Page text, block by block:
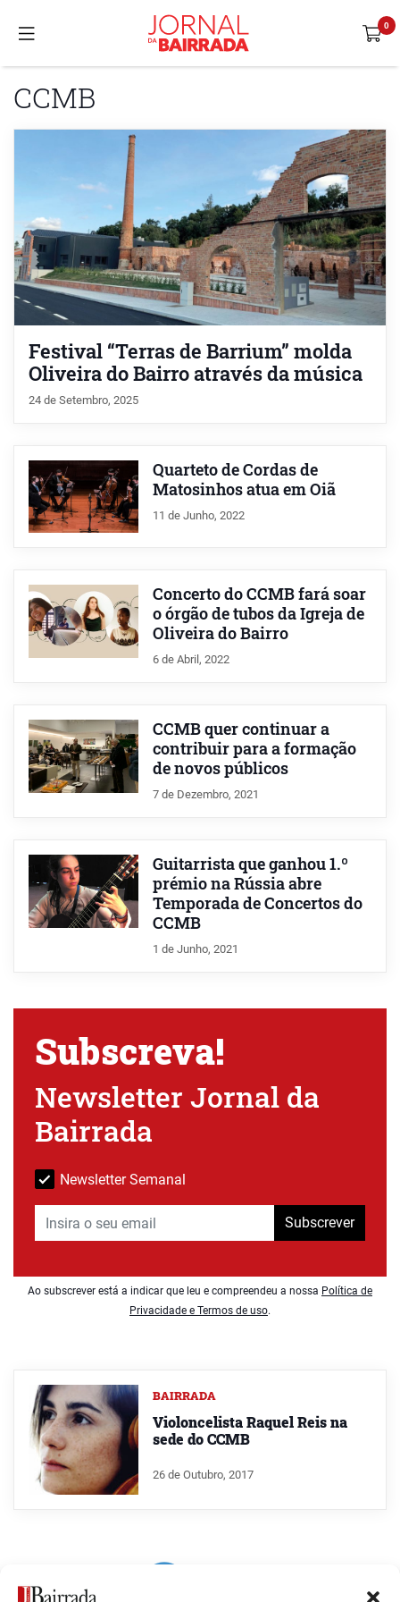
CCMB
Festival “Terras de Barrium” molda
Oliveira do Bairro através da música
24 de Setembro, 2025
Quarteto de Cordas de
Matosinhos atua em Oiã
11 de Junho, 2022
Concerto do CCMB fará soar
o órgão de tubos da Igreja de
Oliveira do Bairro
6 de Abril, 2022
CCMB quer continuar a
contribuir para a formação
de novos públicos
7 de Dezembro, 2021
Guitarrista que ganhou 1.º
prémio na Rússia abre
Temporada de Concertos do
CCMB
1 de Junho, 2021
Subscreva!
Newsletter Jornal da
Bairrada
Newsletter Semanal
Subscrever
Ao subscrever está a indicar que leu e compreendeu a nossa Política de
Privacidade e Termos de uso.
BAIRRADA
Violoncelista Raquel Reis na
sede do CCMB
26 de Outubro, 2017